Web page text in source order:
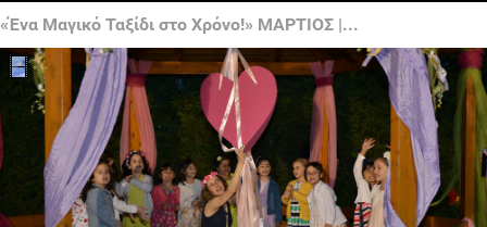
«Ένα Μαγικό Ταξίδι στο Χρόνο!» ΜΑΡΤΙΟΣ |...